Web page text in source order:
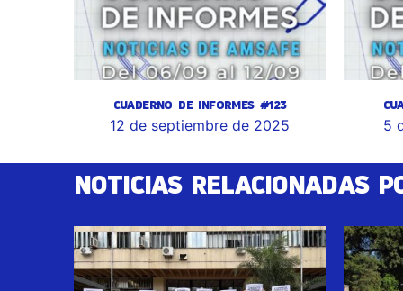
CUADERNO DE INFORMES #123
12 de septiembre de 2025 5
NOTICIAS RELACIONADAS